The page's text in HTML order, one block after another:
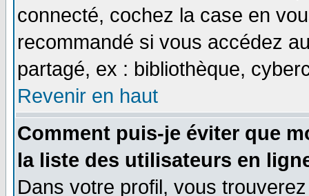
connecté, cochez la case en
recommandé si vous accédez
partagé, ex : bibliothèque,
Revenir en haut
Comment puis-je éviter que
la liste des utilisateurs en
Dans votre profil, vous